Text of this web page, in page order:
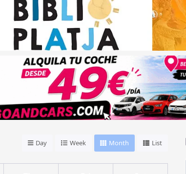
Day Week Month List